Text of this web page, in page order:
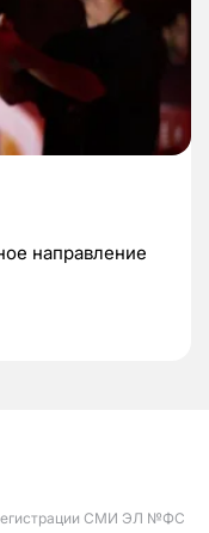
направление
СМИ ЭЛ №ФС